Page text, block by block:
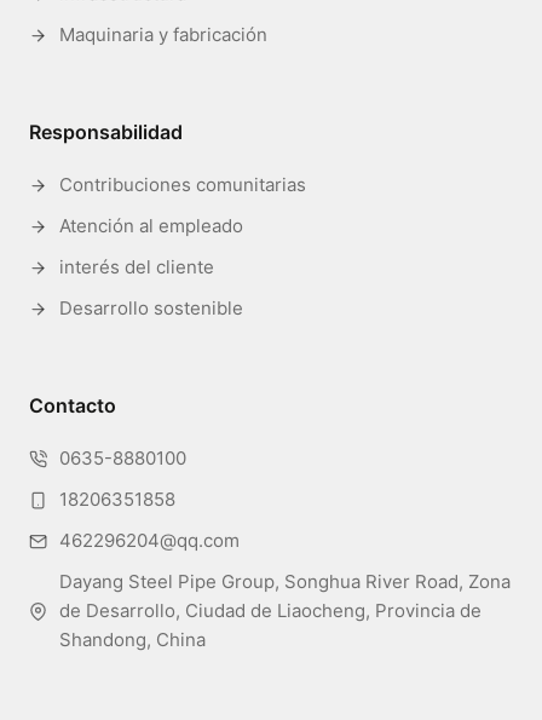
Maquinaria y fabricación
Responsabilidad
Contribuciones comunitarias
Atención al empleado
interés del cliente
Desarrollo sostenible
Contacto
0635-8880100
18206351858
462296204@qq.com
Dayang Steel Pipe Group, Songhua River Road, Zona
de Desarrollo, Ciudad de Liaocheng, Provincia de
Shandong, China